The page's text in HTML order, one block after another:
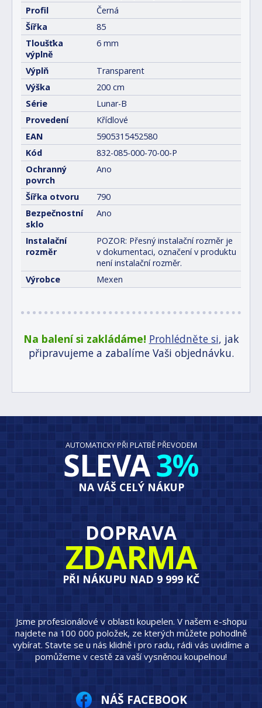
Profil
Černá
Šířka
85
Tloušťka
výplně
6 mm
Výplň
Transparent
Výška
200 cm
Série
Lunar-B
Provedení
Křídlové
EAN
5905315452580
Kód
832-085-000-70-00-P
Ochranný
povrch
Ano
Šířka otvoru
790
Bezpečnostní
sklo
Ano
Instalační
rozměr
POZOR: Přesný instalační rozměr je
v dokumentaci, označení v produktu
není instalační rozměr.
Výrobce
Mexen
Na balení si zakládáme! Prohlédněte si, jak
připravujeme a zabalíme Vaši objednávku.
AUTOMATICKY PŘI PLATBĚ PŘEVODEM
SLEVA3%
NA VÁŠ CELÝ NÁKUP
DOPRAVA
ZDARMA
PŘI NÁKUPU NAD 9 999 KČ
Jsme profesionálové v oblasti koupelen. V našem e-shopu
najdete na 100 000 položek, ze kterých můžete pohodlně
vybírat. Stavte se u nás klidně i pro radu, rádi vás uvidíme a
pomůžeme v cestě za vaší vysněnou koupelnou!
NÁŠ FACEBOOK